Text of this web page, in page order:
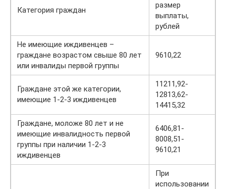
Категория граждан
размер
выплаты,
рублей
Не имеющие иждивенцев –
граждане возрастом свыше 80 лет
или инвалиды первой группы
9610,22
Граждане этой же категории,
имеющие 1-2-3 иждивенцев
11211,92-
12813,62-
14415,32
Граждане, моложе 80 лет и не
имеющие инвалидность первой
группы при наличии 1-2-3
иждивенцев
6406,81-
8008,51-
9610,21
При
использовании